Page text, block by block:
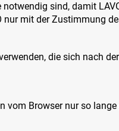
sind, damit
mit der Zustimmung
die sich nach
vom Browser nur so